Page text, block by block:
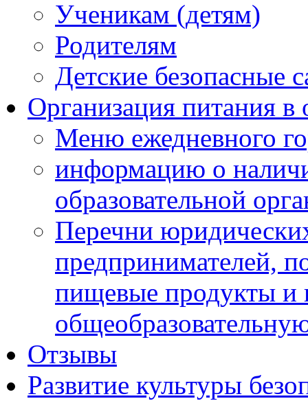
Ученикам (детям)
Родителям
Детские безопасные
Организация питания в
Меню ежедневного
информацию о
образовательной
Перечни
предпринимателей,
пищевые продукты и
Отзывы
Развитие культуры